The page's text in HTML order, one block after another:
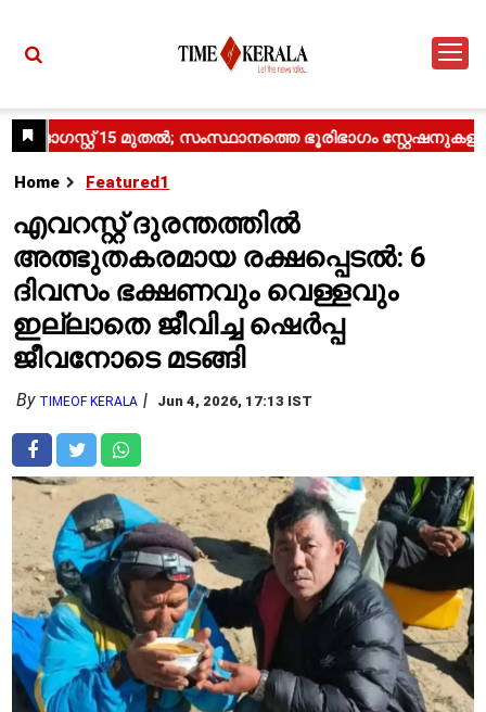
Home Featured1
എവറസ്റ്റ് ദുരന്തത്തിൽ
അത്ഭുതകരമായ രക്ഷപ്പെടൽ: 6
ദിവസം ഭക്ഷണവും വെള്ളവും
ഇല്ലാതെ ജീവിച്ച ഷെർപ്പ
ജീവനോടെ മടങ്ങി
By TIMEOF KERALA Jun 4, 2026, 17:13 IST